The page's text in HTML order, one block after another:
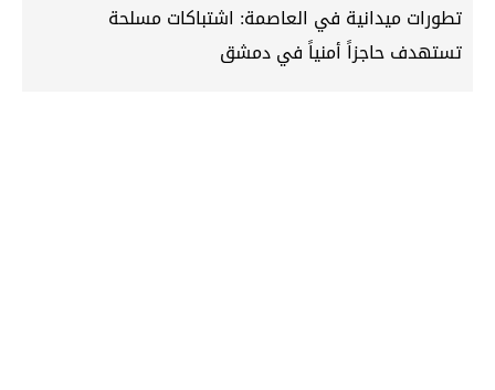
تطورات ميدانية في العاصمة: اشتباكات مسلحة
تستهدف حاجزاً أمنياً في دمشق